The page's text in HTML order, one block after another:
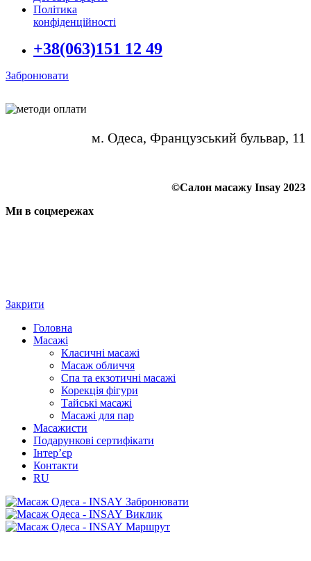
Політика
конфіденційності
+38(063)151 12 49
Забронювати
м. Одеса, Французський бульвар, 11
©Салон масажу Insay 2023
Ми в соцмережах
Закрити
Головна
Масажі
Класичні масажі
Масаж обличчя
Спа та екзотичні масажі
Корекція фігури
Тайські масажі
Масажі для пар
Масажисти
Подарункові сертифікати
Інтер’єр
Контакти
RU
Забронювати
Виклик
Маршрут